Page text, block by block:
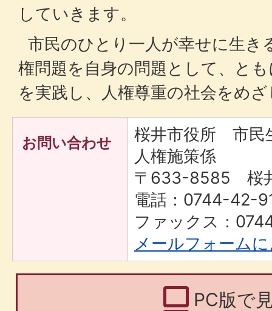
していきます。
市民のひとり一人が幸せに生き
権問題を自身の問題として、と
を実践し、人権尊重の社会をめ
お問い合わせ
桜井市役所 市
人権施策係
〒633-8585 桜
電話：0744-42-
ファックス：
メールフォーム
PC版で